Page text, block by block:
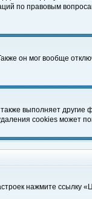
по правовым
он мог вообще
выполняет другие
cookies может
нажмите ссылку